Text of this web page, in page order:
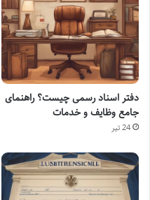
دفتر اسناد رسمی چیست؟ راهنمای
جامع وظایف و خدمات
24 تیر